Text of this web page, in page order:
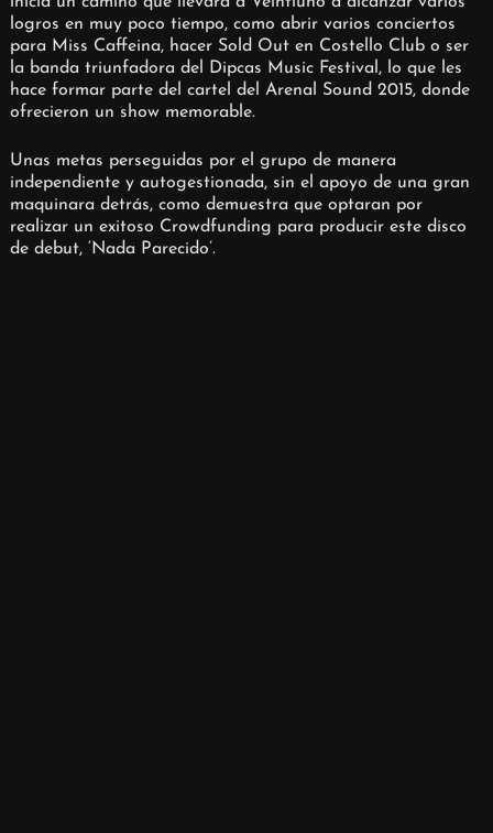
logros en muy poco tiempo, como abrir varios conciertos
para Miss Caffeina, hacer Sold Out en Costello Club o ser
la banda triunfadora del Dipcas Music Festival, lo que les
hace formar parte del cartel del Arenal Sound 2015, donde
ofrecieron un show memorable.
Unas metas perseguidas por el grupo de manera
independiente y autogestionada, sin el apoyo de una gran
maquinara detrás, como demuestra que optaran por
realizar un exitoso Crowdfunding para producir este disco
de debut, ‘Nada Parecido’.